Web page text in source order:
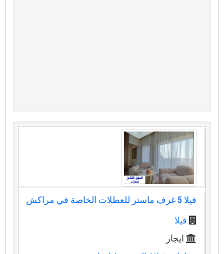
فيلا 5 غرف ماستر للعطلات الخاصة في مراكش
فيلا
ايجار